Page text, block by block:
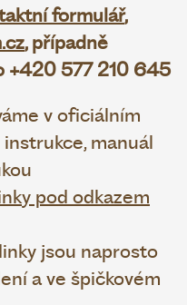
formulář,
, případně
+420 577 210 645
v oficiálním
manuál
pod odkazem
jsou naprosto
a ve špičkovém